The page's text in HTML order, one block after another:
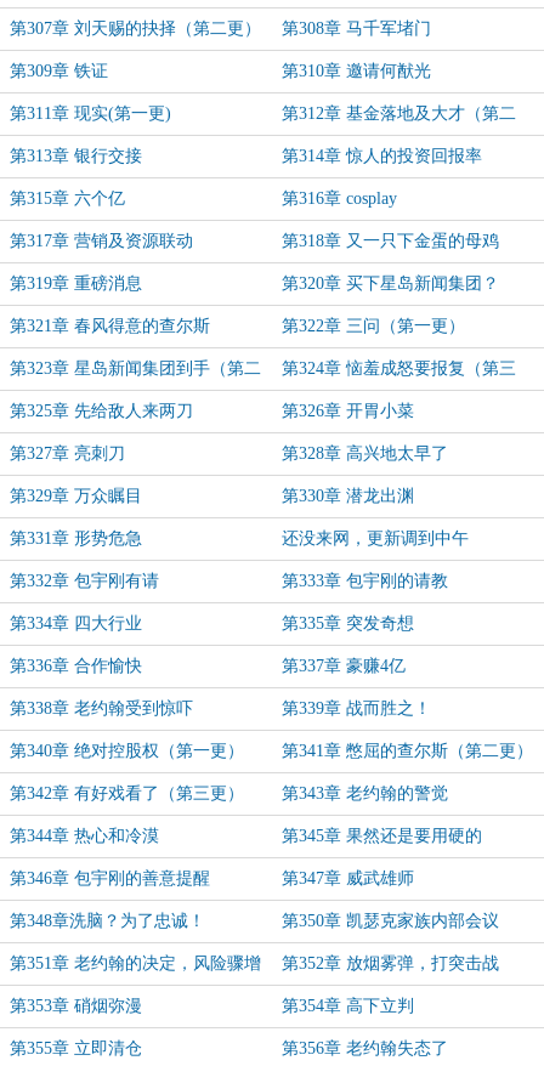
过！快来呀！
第307章 刘天赐的抉择（第二更） 第308章 马千军堵门
第309章 铁证 第310章 邀请何猷光
第311章 现实(第一更) 第312章 基金落地及大才（第二
更）
第313章 银行交接 第314章 惊人的投资回报率
第315章 六个亿 第316章 cosplay
第317章 营销及资源联动 第318章 又一只下金蛋的母鸡
第319章 重磅消息 第320章 买下星岛新闻集团？
第321章 春风得意的查尔斯 第322章 三问（第一更）
第323章 星岛新闻集团到手（第二
更）
第324章 恼羞成怒要报复（第三
更）
第325章 先给敌人来两刀 第326章 开胃小菜
第327章 亮刺刀 第328章 高兴地太早了
第329章 万众瞩目 第330章 潜龙出渊
第331章 形势危急 还没来网，更新调到中午
第332章 包宇刚有请 第333章 包宇刚的请教
第334章 四大行业 第335章 突发奇想
第336章 合作愉快 第337章 豪赚4亿
第338章 老约翰受到惊吓 第339章 战而胜之！
第340章 绝对控股权（第一更） 第341章 憋屈的查尔斯（第二更）
第342章 有好戏看了（第三更） 第343章 老约翰的警觉
第344章 热心和冷漠 第345章 果然还是要用硬的
第346章 包宇刚的善意提醒 第347章 威武雄师
第348章洗脑？为了忠诚！ 第350章 凯瑟克家族内部会议
第351章 老约翰的决定，风险骤增 第352章 放烟雾弹，打突击战
第353章 硝烟弥漫 第354章 高下立判
第355章 立即清仓 第356章 老约翰失态了